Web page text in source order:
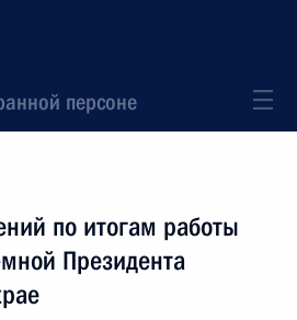
персоне
по итогам работы
Президента